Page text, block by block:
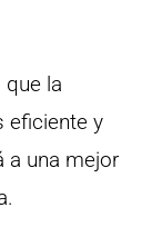
la
eficiente y
a una mejor